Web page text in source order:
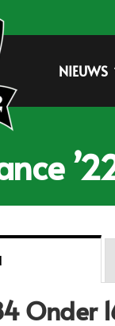
NIEUWS
Onder